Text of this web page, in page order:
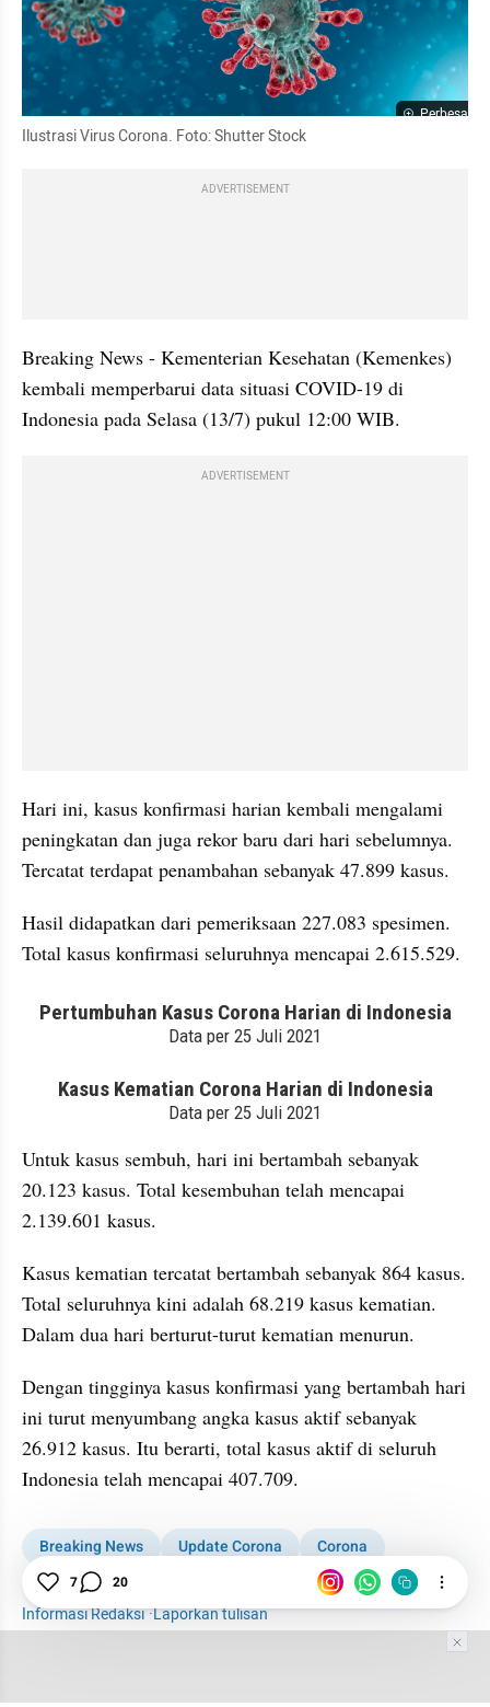
Perbesar
Ilustrasi Virus Corona. Foto: Shutter Stock
ADVERTISEMENT
Breaking News - Kementerian Kesehatan (Kemenkes)
kembali memperbarui data situasi COVID-19 di
Indonesia pada Selasa (13/7) pukul 12:00 WIB.
ADVERTISEMENT
Hari ini, kasus konfirmasi harian kembali mengalami
peningkatan dan juga rekor baru dari hari sebelumnya.
Tercatat terdapat penambahan sebanyak 47.899 kasus.
Hasil didapatkan dari pemeriksaan 227.083 spesimen.
Total kasus konfirmasi seluruhnya mencapai 2.615.529.
embed from external kumparan
embed from external kumparan
Untuk kasus sembuh, hari ini bertambah sebanyak
20.123 kasus. Total kesembuhan telah mencapai
2.139.601 kasus.
Kasus kematian tercatat bertambah sebanyak 864 kasus.
Total seluruhnya kini adalah 68.219 kasus kematian.
Dalam dua hari berturut-turut kematian menurun.
Dengan tingginya kasus konfirmasi yang bertambah hari
ini turut menyumbang angka kasus aktif sebanyak
26.912 kasus. Itu berarti, total kasus aktif di seluruh
Indonesia telah mencapai 407.709.
Breaking News Update Corona
Corona
COVID-19
Informasi Redaksi·Laporkan tulisan
7 20